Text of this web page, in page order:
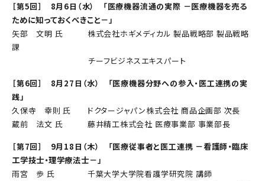
［第5回］ 8月6日（水） 「医療機器流通の実際 －医療機器を売る
ために知っておくべきこと－」
矢部 文明 氏 株式会社ホギメディカル 製品戦略部 製品戦略
課
チーフビジネスエキスパート
［第6回］ 8月27日（水） 「医療機器分野への参入・医工連携の実
践」
久保寺 幸則 氏 ドクタージャパン株式会社 商品企画部 次長
蔵前 法文 氏 藤井精工株式会社 医療事業部 事業部長
［第7回］ 9月18日（木） 「医療従事者と医工連携 －看護師・臨床
工学技士・理学療法士－」
雨宮 歩 氏 千葉大学大学院看護学研究院 講師